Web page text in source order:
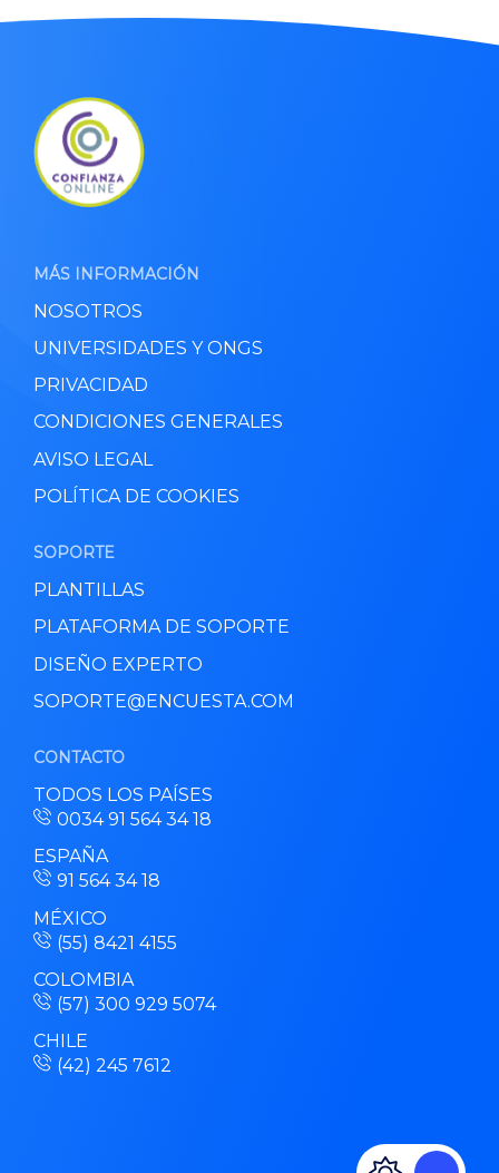
MÁS INFORMACIÓN
NOSOTROS
UNIVERSIDADES Y ONGS
PRIVACIDAD
CONDICIONES GENERALES
AVISO LEGAL
POLÍTICA DE COOKIES
SOPORTE
PLANTILLAS
PLATAFORMA DE SOPORTE
DISEÑO EXPERTO
SOPORTE@ENCUESTA.COM
CONTACTO
TODOS LOS PAÍSES
0034 91 564 34 18
ESPAÑA
91 564 34 18
MÉXICO
(55) 8421 4155
COLOMBIA
(57) 300 929 5074
CHILE
(42) 245 7612